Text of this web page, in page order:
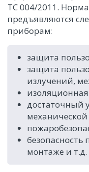
ТС 004/2011.
предъявляются
приборам:
защита
защита
излучений,
достаточный
механической
монтаже и т.д.